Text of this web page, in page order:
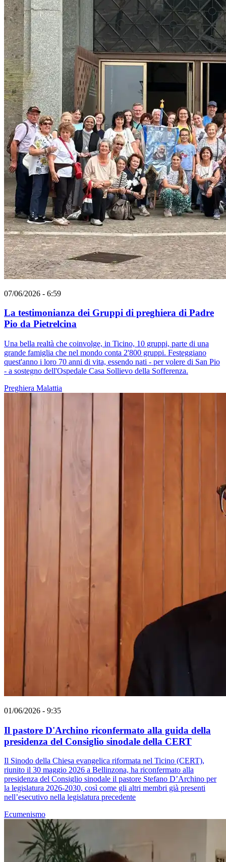
07/06/2026 - 6:59
La testimonianza dei Gruppi di preghiera di Padre
Pio da Pietrelcina
Una bella realtà che coinvolge, in Ticino, 10 gruppi, parte di una
grande famiglia che nel mondo conta 2'800 gruppi. Festeggiano
quest'anno i loro 70 anni di vita, essendo nati - per volere di San Pio
- a sostegno dell'Ospedale Casa Sollievo della Sofferenza.
Preghiera Malattia
01/06/2026 - 9:35
Il pastore D'Archino riconfermato alla guida della
presidenza del Consiglio sinodale della CERT
Il Sinodo della Chiesa evangelica riformata nel Ticino (CERT),
riunito il 30 maggio 2026 a Bellinzona, ha riconfermato alla
presidenza del Consiglio sinodale il pastore Stefano D’Archino per
la legislatura 2026-2030, così come gli altri membri già presenti
nell’esecutivo nella legislatura precedente
Ecumenismo